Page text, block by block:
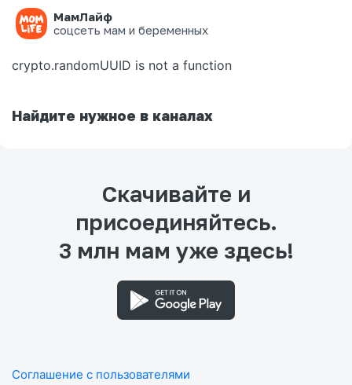
МамЛайф
соцсеть мам и беременных
Ошибка на странице
crypto.randomUUID is not a function
Найдите нужное в каналах
Скачивайте и
присоединяйтесь.
3 млн мам уже здесь!
Соглашение с пользователями